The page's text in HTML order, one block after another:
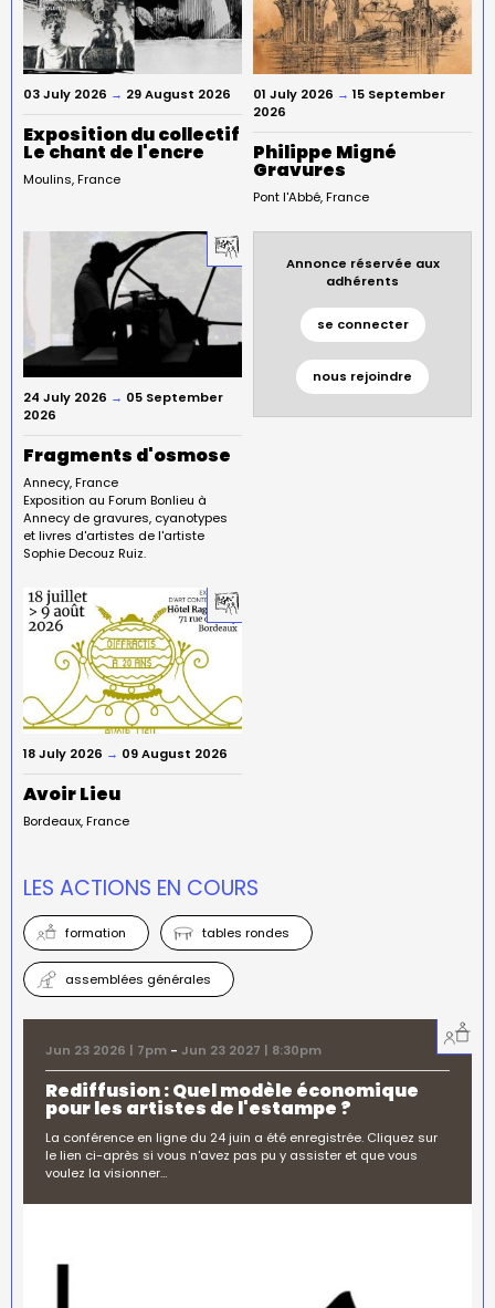
03 July 2026 → 29 August 2026
Exposition du collectif
Le chant de l'encre
Moulins France
01 July 2026 → 15 September
2026
Philippe Migné
Gravures
Pont l'Abbé France
24 July 2026 → 05 September
2026
Fragments d'osmose
Annecy France
Exposition au Forum Bonlieu à
Annecy de gravures, cyanotypes
et livres d'artistes de l'artiste
Sophie Decouz Ruiz.
Annonce réservée aux
adhérents
se connecter
nous rejoindre
18 July 2026 → 09 August 2026
Avoir Lieu
Bordeaux France
LES ACTIONS EN COURS
formation tables rondes
assemblées générales
Jun 23 2026 | 7pm - Jun 23 2027 | 8:30pm
Rediffusion : Quel modèle économique
pour les artistes de l'estampe ?
La conférence en ligne du 24 juin a été enregistrée. Cliquez sur
le lien ci-après si vous n'avez pas pu y assister et que vous
voulez la visionner…